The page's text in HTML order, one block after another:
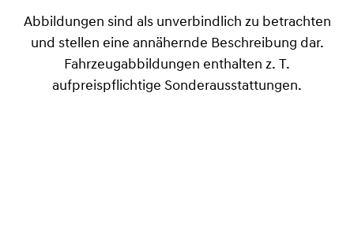
Abbildungen sind als unverbindlich zu betrachten
und stellen eine annähernde Beschreibung dar.
Fahrzeugabbildungen enthalten z. T.
aufpreispflichtige Sonderausstattungen.